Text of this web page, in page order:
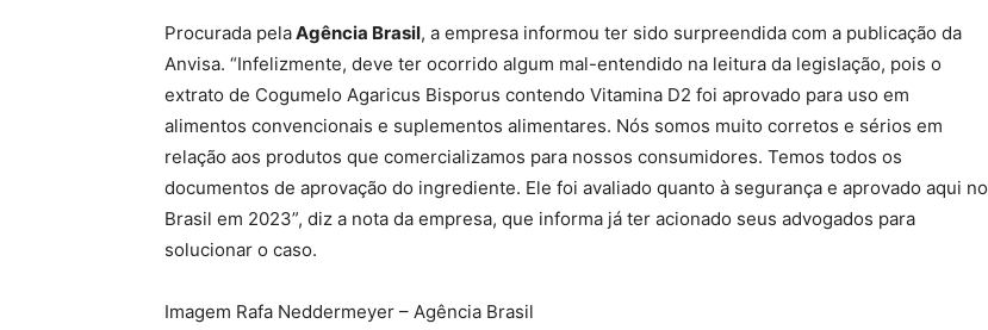
Procurada pelaAgência Brasil, a empresa informou ter sido surpreendida com a publicação da
Anvisa. “Infelizmente, deve ter ocorrido algum mal-entendido na leitura da legislação, pois o
extrato de Cogumelo Agaricus Bisporus contendo Vitamina D2 foi aprovado para uso em
alimentos convencionais e suplementos alimentares. Nós somos muito corretos e sérios em
relação aos produtos que comercializamos para nossos consumidores. Temos todos os
documentos de aprovação do ingrediente. Ele foi avaliado quanto à segurança e aprovado aqui no
Brasil em 2023”, diz a nota da empresa, que informa já ter acionado seus advogados para
solucionar o caso.
Imagem Rafa Neddermeyer – Agência Brasil